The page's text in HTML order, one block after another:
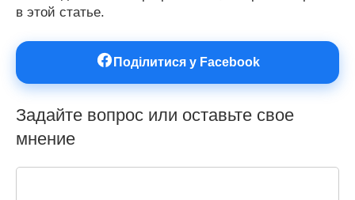
в этой статье.
Поділитися у Facebook
Задайте вопрос или оставьте свое
мнение